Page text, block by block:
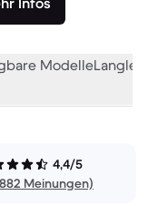
Modelle
4,4/5
Meinungen)